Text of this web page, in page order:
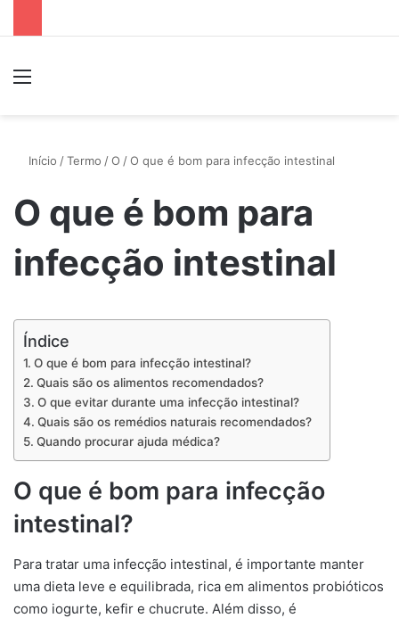
Início /Termo /O /O que é bom para infecção intestinal
O que é bom para
infecção intestinal
Índice
O que é bom para infecção intestinal?
Quais são os alimentos recomendados?
O que evitar durante uma infecção intestinal?
Quais são os remédios naturais recomendados?
Quando procurar ajuda médica?
O que é bom para infecção
intestinal?
Para tratar uma infecção intestinal, é importante manter
uma dieta leve e equilibrada, rica em alimentos probióticos
como iogurte, kefir e chucrute. Além disso, é